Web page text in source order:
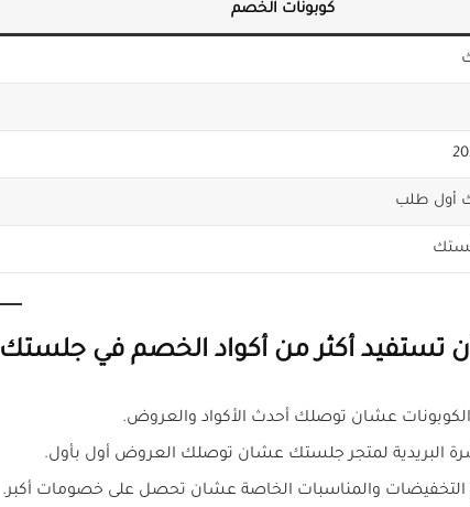
كوبونات الخصم
أول طلب
تستفيد أكثر من أكواد الخصم في جلستك
عشان توصلك أحدث الأكواد والعروض.
البريدية لمتجر جلستك عشان توصلك العروض أول بأول.
والمناسبات الخاصة عشان تحصل على خصومات أكبر.